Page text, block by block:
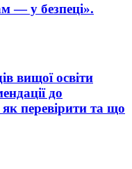
— у безпеці».
вищої освіти
до
перевірити та що